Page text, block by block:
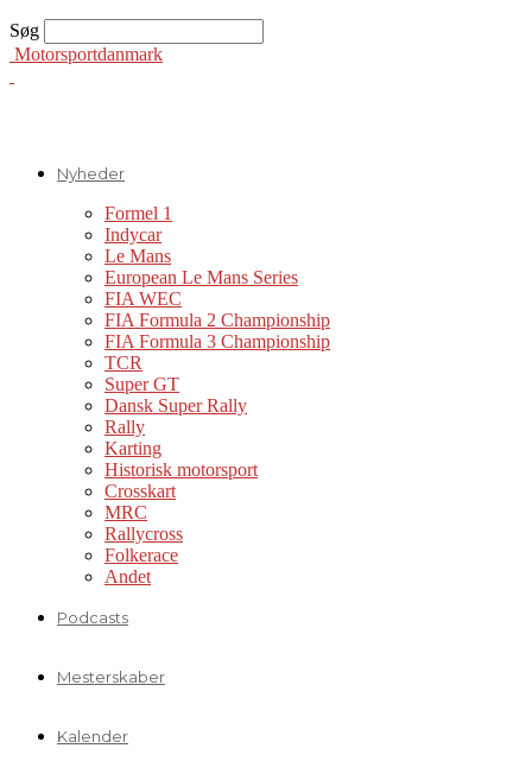
Søg
Motorsportdanmark
Nyheder
Formel 1
Indycar
Le Mans
European Le Mans Series
FIA WEC
FIA Formula 2 Championship
FIA Formula 3 Championship
TCR
Super GT
Dansk Super Rally
Rally
Karting
Historisk motorsport
Crosskart
MRC
Rallycross
Folkerace
Andet
Podcasts
Mesterskaber
Kalender